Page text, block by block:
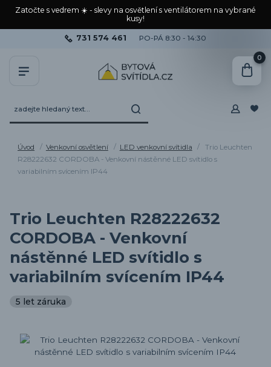
Zatočte s vedrem ☀️ - slevy na osvětlení s ventilátorem na vybrané
kusy!
731 574 461 PO-PÁ 8:30 - 14:30
0
Úvod Venkovní osvětlení LED venkovní svítidla
Trio Leuchten
R28222632 CORDOBA - Venkovní nástěnné LED svítidlo s
variabilním svícením IP44
Trio Leuchten R28222632
CORDOBA - Venkovní
nástěnné LED svítidlo s
variabilním svícením IP44
5 let záruka